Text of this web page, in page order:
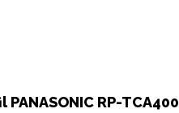
RP-TCA400